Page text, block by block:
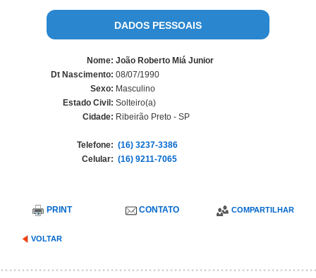
DADOS PESSOAIS
Nome: João Roberto Miá Junior
Dt Nascimento: 08/07/1990
Sexo: Masculino
Estado Civil: Solteiro(a)
Cidade: Ribeirão Preto - SP
Telefone: (16) 3237-3386
Celular: (16) 9211-7065
PRINT CONTATO COMPARTILHAR
VOLTAR